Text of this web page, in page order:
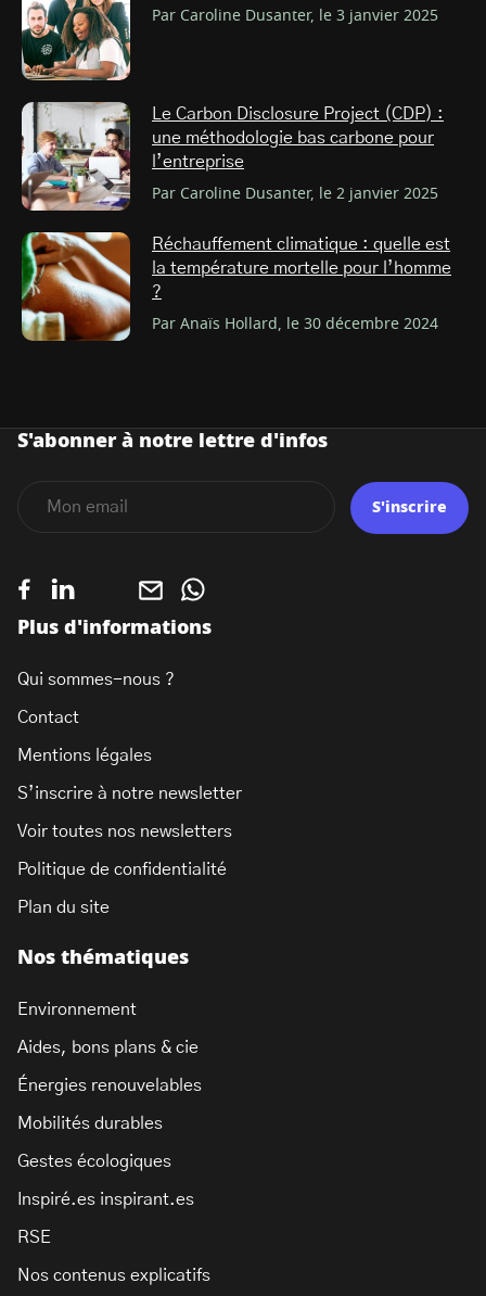
Par Caroline Dusanter, le 3 janvier 2025
Le Carbon Disclosure Project (CDP) :
une méthodologie bas carbone pour
l’entreprise
Par Caroline Dusanter, le 2 janvier 2025
Réchauffement climatique : quelle est
la température mortelle pour l’homme
?
Par Anaïs Hollard, le 30 décembre 2024
Nos thématiques
Environnement
Aides, bons plans & cie
Énergies renouvelables
Mobilités durables
Gestes écologiques
Inspiré.es inspirant.es
RSE
Nos contenus explicatifs
Plus d'informations
Qui sommes-nous ?
Contact
Mentions légales
S’inscrire à notre newsletter
Voir toutes nos newsletters
Politique de confidentialité
Plan du site
S'abonner à notre lettre d'infos
S'inscrire